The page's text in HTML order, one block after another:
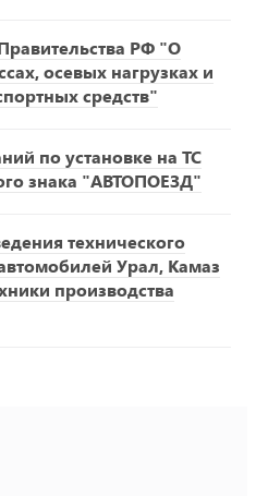
РФ "О
осевых нагрузках и
средств"
по установке на ТС
знака "АВТОПОЕЗД"
технического
Урал, Камаз
производства